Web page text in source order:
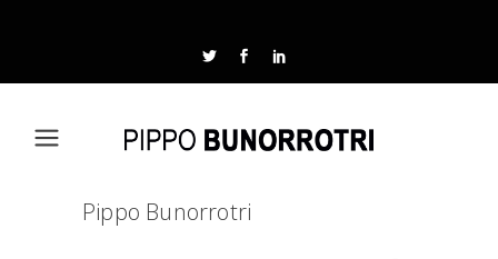
Pippo Bunorrotri